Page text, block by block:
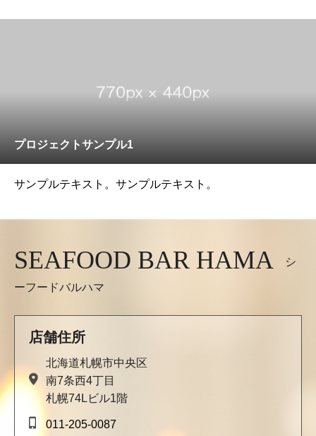
プロジェクトサンプル1
サンプルテキスト。サンプルテキスト。
SEAFOOD BAR HAMA シ
ーフードバルハマ
店舗住所
北海道札幌市中央区
南7条⻄4丁⽬
札幌74Lビル1階
011-205-0087